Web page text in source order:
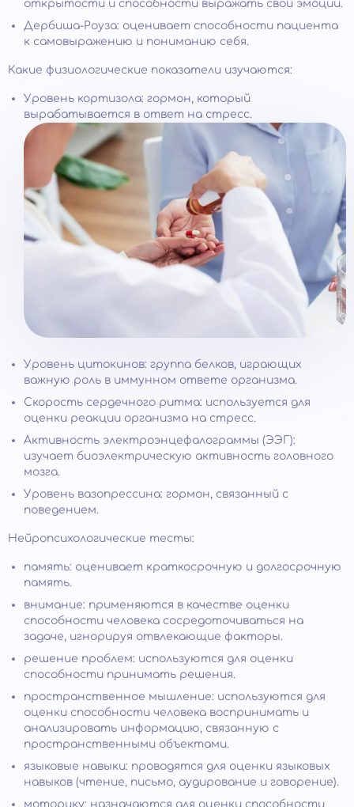
открытости и способности выражать свои эмоции.
Дербиша-Роуза: оценивает способности пациента
к самовыражению и пониманию себя.
Какие физиологические показатели изучаются:
Уровень кортизола: гормон, который
вырабатывается в ответ на стресс.
Уровень цитокинов: группа белков, играющих
важную роль в иммунном ответе организма.
Скорость сердечного ритма: используется для
оценки реакции организма на стресс.
Активность электроэнцефалограммы (ЭЭГ):
изучает биоэлектрическую активность головного
мозга.
Уровень вазопрессина: гормон, связанный с
поведением.
Нейропсихологические тесты:
память: оценивает краткосрочную и долгосрочную
память.
внимание: применяются в качестве оценки
способности человека сосредоточиваться на
задаче, игнорируя отвлекающие факторы.
решение проблем: используются для оценки
способности принимать решения.
пространственное мышление: используются для
оценки способности человека воспринимать и
анализировать информацию, связанную с
пространственными объектами.
языковые навыки: проводятся для оценки языковых
навыков (чтение, письмо, аудирование и говорение).
моторику: назначаются для оценки способности